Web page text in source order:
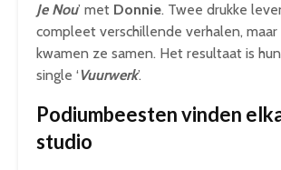
Je Nou’ met Donnie. Twee drukke
compleet verschillende verhalen,
kwamen ze samen. Het resultaat is
single ‘ Vuurwerk’.
Podiumbeesten vinden
studio